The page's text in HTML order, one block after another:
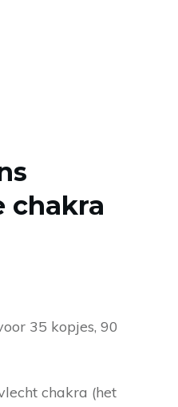
chakra
35 kopjes, 90
chakra (het